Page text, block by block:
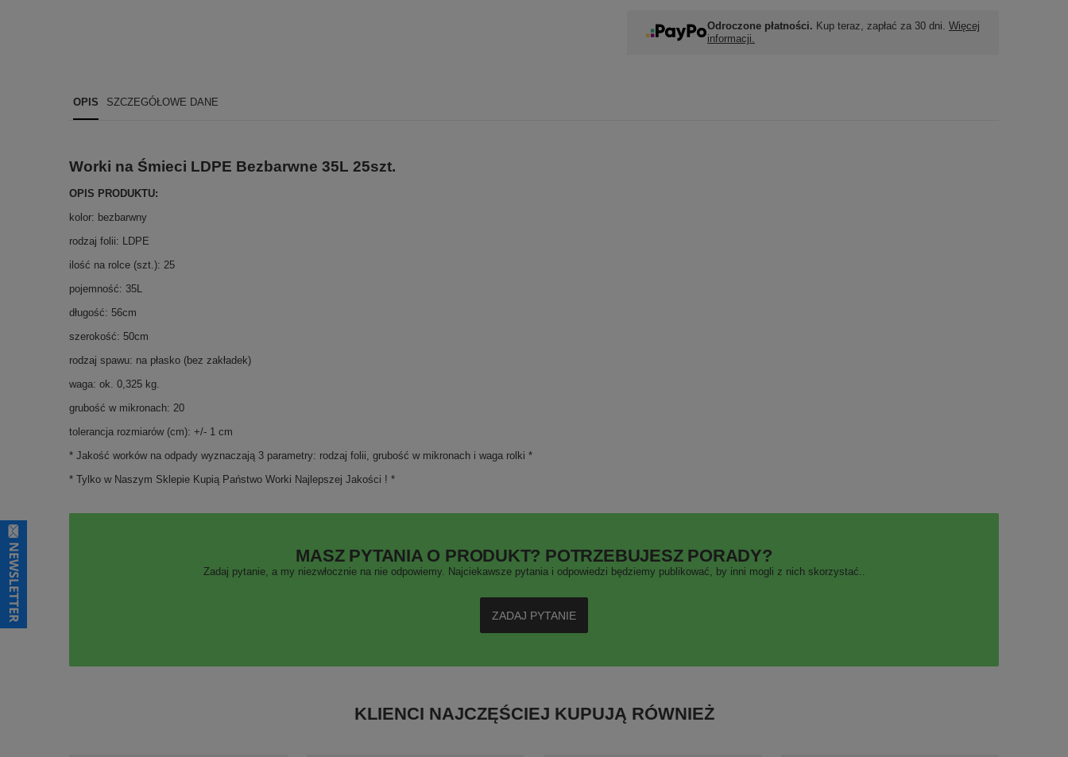
Odroczone płatności. Kup teraz, zapłać za 30 dni. Więcej
informacji.
OPIS SZCZEGÓŁOWE DANE
Worki na Śmieci LDPE Bezbarwne 35L 25szt.
OPIS PRODUKTU:
kolor: bezbarwny
rodzaj folii: LDPE
ilość na rolce (szt.): 25
pojemność: 35L
długość: 56cm
szerokość: 50cm
rodzaj spawu: na płasko (bez zakładek)
waga: ok. 0,325 kg.
grubość w mikronach: 20
tolerancja rozmiarów (cm): +/- 1 cm
* Jakość worków na odpady wyznaczają 3 parametry: rodzaj folii, grubość w mikronach i waga rolki *
* Tylko w Naszym Sklepie Kupią Państwo Worki Najlepszej Jakości ! *
MASZ PYTANIA O PRODUKT? POTRZEBUJESZ PORADY?
Zadaj pytanie, a my niezwłocznie na nie odpowiemy. Najciekawsze pytania i odpowiedzi będziemy publikować, by inni mogli z nich skorzystać..
ZADAJ PYTANIE
KLIENCI NAJCZĘŚCIEJ KUPUJĄ RÓWNIEŻ